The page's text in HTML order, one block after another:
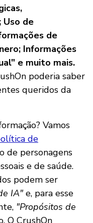
Uso de
de
Informações
e muito mais.
poderia saber
queridos da
Vamos
de
de personagens
e de saúde.
podem ser
IA"e, para esse
"Propósitos de
O CrushOn